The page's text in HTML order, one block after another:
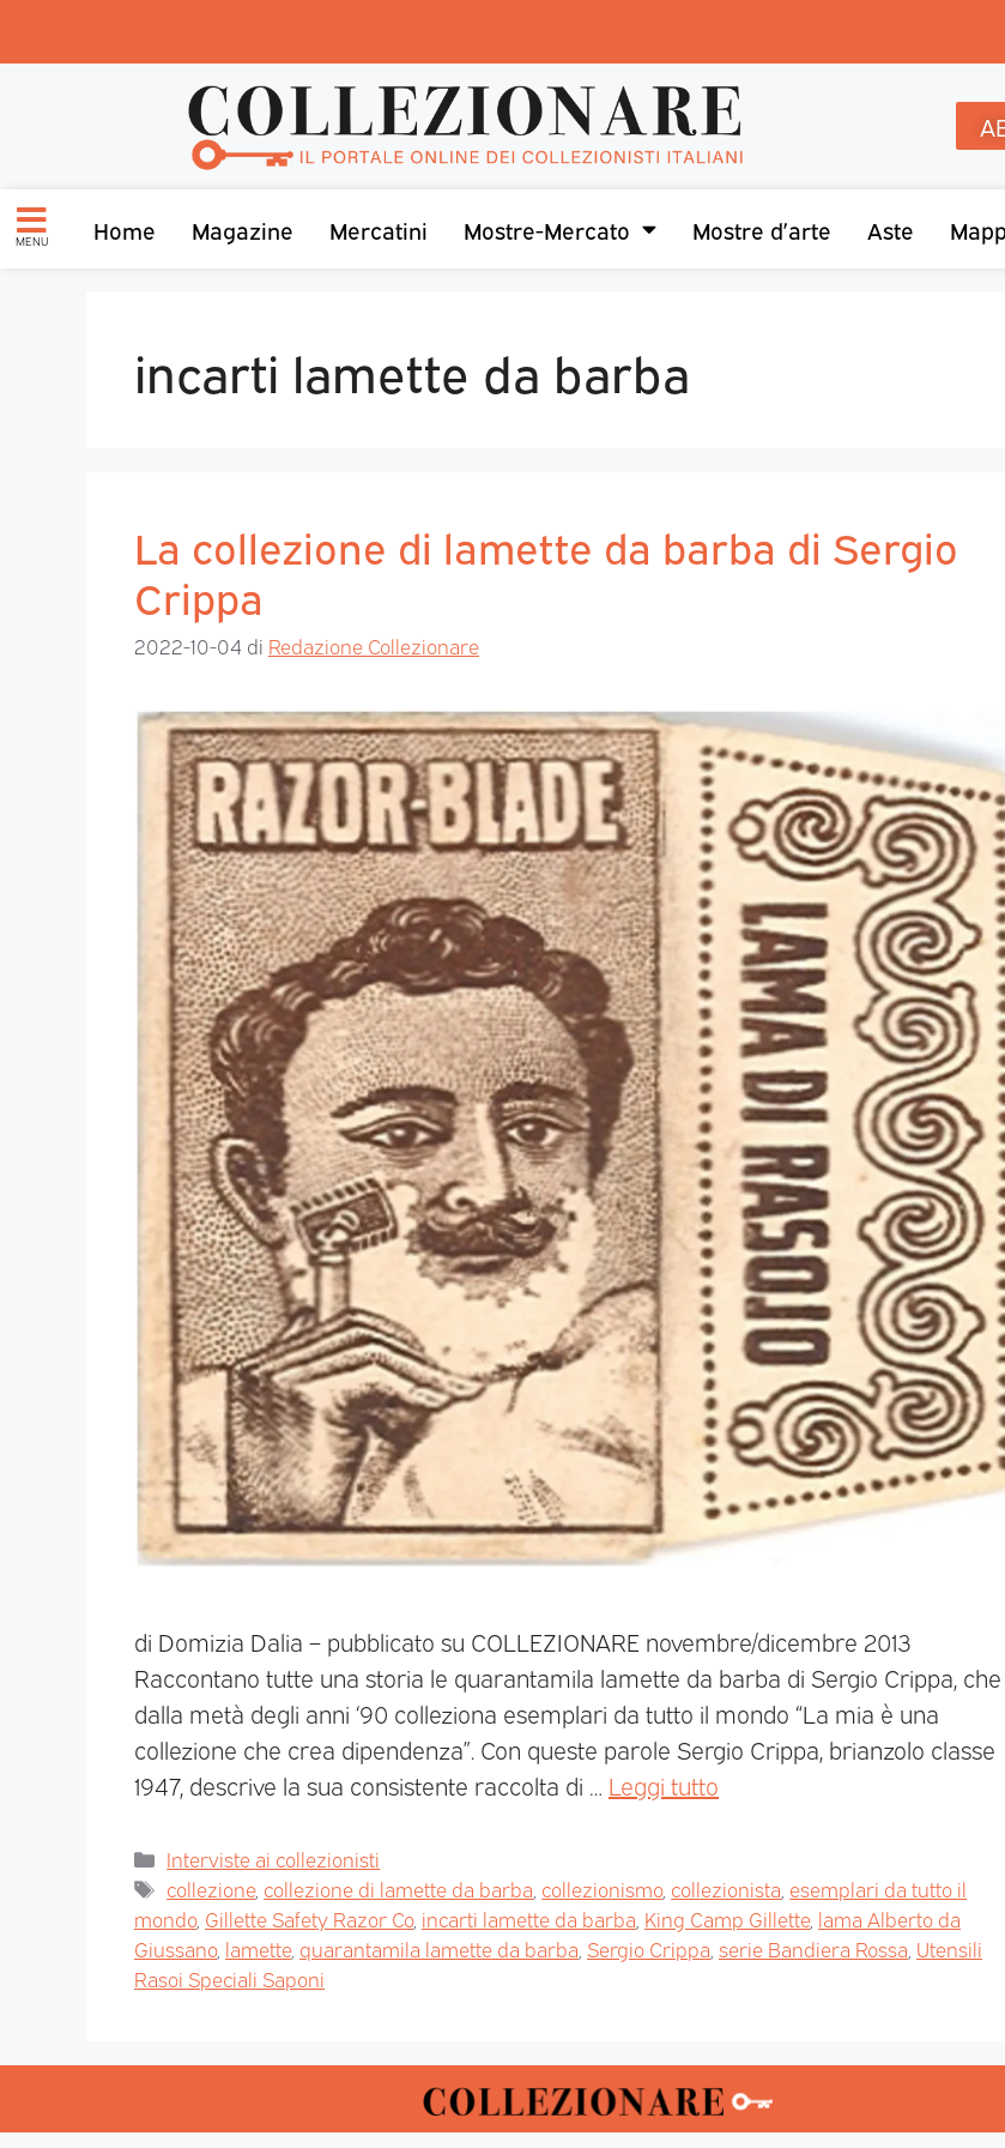
MENU Home Magazine Mercatini Mostre-Mercato Mostre d’arte Aste
incarti lamette da barba
La collezione di lamette da barba di Sergio
Crippa
2022-10-04 di Redazione Collezionare
di Domizia Dalia – pubblicato su COLLEZIONARE novembre/dicembre 2013
Raccontano tutte una storia le quarantamila lamette da barba di Sergio Crippa, che
dalla metà degli anni ‘90 colleziona esemplari da tutto il mondo “La mia è una
collezione che crea dipendenza”. Con queste parole Sergio Crippa, brianzolo classe
1947, descrive la sua consistente raccolta di … Leggi tutto
Interviste ai collezionisti
collezione, collezione di lamette da barba collezionismo, collezionista esemplari da tutto il
mondo, Gillette Safety Razor Co, incarti lamette da barba King Camp Gillette, lama Alberto da
Giussano, lamette, quarantamila lamette da barba Sergio Crippa serie Bandiera Rossa Utensili
Rasoi Speciali Saponi